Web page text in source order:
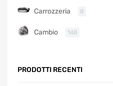
Carrozzeria 8
Cambio 148
PRODOTTI RECENTI